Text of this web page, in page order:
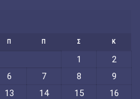
Π Π Σ Κ
1
2
6 7 8
9
13 14 15
16